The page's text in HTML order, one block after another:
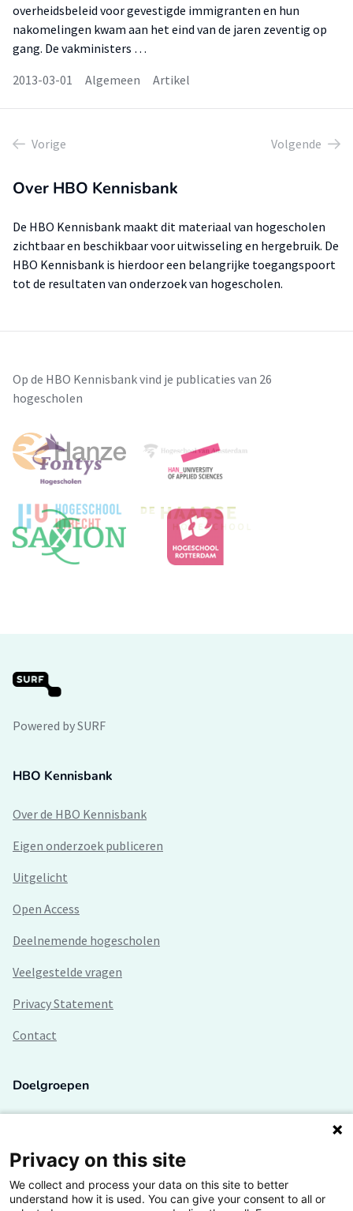
overheidsbeleid voor gevestigde immigranten en hun
nakomelingen kwam aan het eind van de jaren zeventig op
gang. De vakministers …
2013-03-01
Algemeen Artikel
Vorige Volgende
Over HBO Kennisbank
De HBO Kennisbank maakt dit materiaal van hogescholen
zichtbaar en beschikbaar voor uitwisseling en hergebruik. De
HBO Kennisbank is hierdoor een belangrijke toegangspoort
tot de resultaten van onderzoek van hogescholen.
Op de HBO Kennisbank vind je publicaties van 26
hogescholen
Powered by SURF
HBO Kennisbank
Over de HBO Kennisbank
Eigen onderzoek publiceren
Uitgelicht
Open Access
Deelnemende hogescholen
Veelgestelde vragen
Privacy Statement
Contact
Doelgroepen
Lectoren en onderzoekers
Bedrijven
Privacy on this site
We collect and process your data on this site to better
understand how it is used. You can give your consent to all or